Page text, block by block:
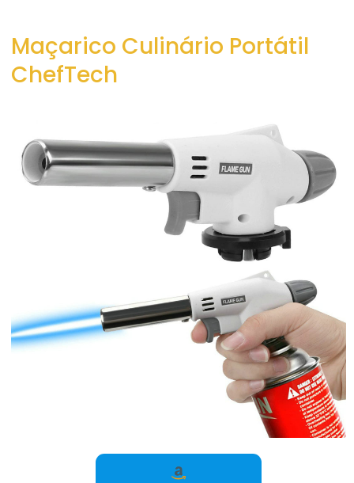
Maçarico Culinário Portátil
ChefTech